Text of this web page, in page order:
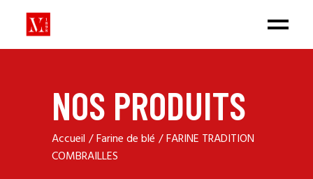
NOS PRODUITS
Accueil Farine de blé
FARINE TRADITION
COMBRAILLES